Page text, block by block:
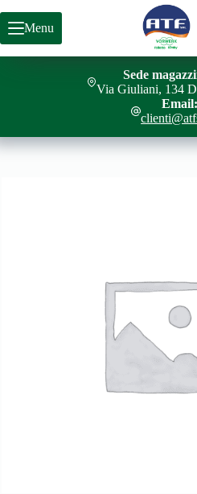
contenuto
Menu
Sede
Via Giuliani, 134
Email: